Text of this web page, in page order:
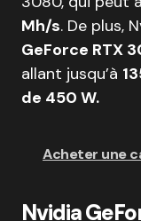
Mh/s. De plus,
GeForce RTX
allant jusqu’à
de 450 W.
Acheter une
Nvidia